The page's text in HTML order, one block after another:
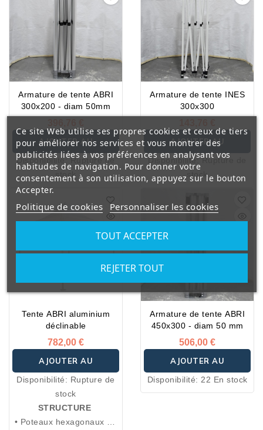
Armature de tente ABRI
300x200 - diam 50mm
AJOUTER AU
PANIER
Disponibilité:Rupture de
stock
Armature de tente INES
300x300
AJOUTER AU
PANIER
Disponibilité:Rupture de
stock
Tente ABRI aluminium
déclinable
782,00 €
AJOUTER AU
PANIER
Disponibilité: Rupture de
stock
STRUCTURE
• Poteaux hexagonaux en
Armature de tente ABRI
450x300 - diam 50 mm
506,00 €
AJOUTER AU
PANIER
Disponibilité: 22 En stock
Ce site Web utilise ses propres cookies et ceux de tiers
pour améliorer nos services et vous montrer des
publicités liées à vos préférences en analysant vos
habitudes de navigation. Pour donner votre
consentement à son utilisation, appuyez sur le bouton
Accepter.
Politique de cookies Personnaliser les cookies
REJETER TOUT
TOUT ACCEPTER